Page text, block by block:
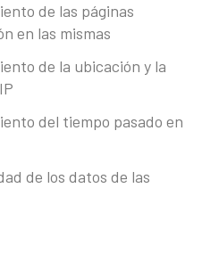
de las páginas
en las mismas
de la ubicación y la
del tiempo pasado en
de los datos de las